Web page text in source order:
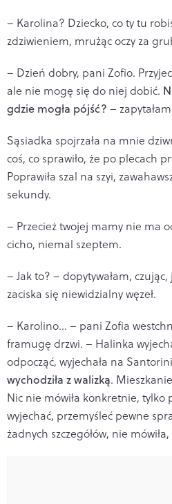
– Karolina? Dziecko, co ty tu
zdziwieniem, mrużąc oczy za
– Dzień dobry, pani Zofio.
ale nie mogę się do niej dobić.
gdzie mogła pójść? –
Sąsiadka spojrzała na mnie
coś, co sprawiło, że po plecach
Poprawiła szal na szyi,
sekundy.
– Przecież twojej mamy nie ma
cicho, niemal szeptem.
– Jak to? – dopytywałam,
zaciska się niewidzialny węzeł.
– Karolino... – pani Zofia
framugę drzwi. – Halinka
odpocząć, wyjechała na
wychodziła z walizką.
Nic nie mówiła konkretnie, tylko
wyjechać, przemyśleć pewne
żadnych szczegółów, nie